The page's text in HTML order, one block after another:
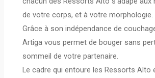
de votre corps, et à votre morphologie.
Grâce à son indépendance de
Artiga vous permet de bouger sans
sommeil de votre partenaire.
Le cadre qui entoure les Ressorts Alto